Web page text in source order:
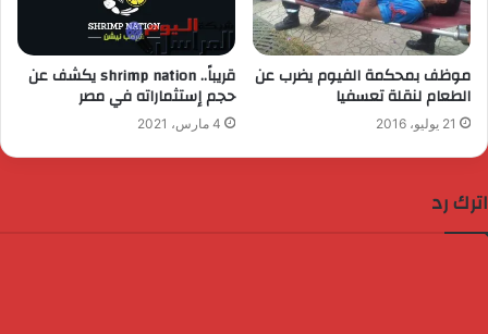
موظف بمحكمة الفيوم يضرب عن
الطعام لنقلة تعسفيا
21 يوليو، 2016
قريباً.. shrimp nation يكشف عن
حجم إستثماراته في مصر
4 مارس، 2021
اترك رد